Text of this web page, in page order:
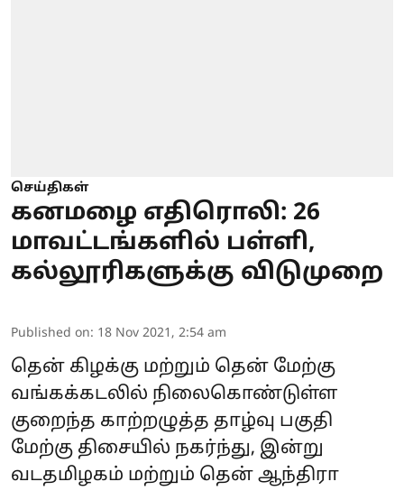
செய்திகள்
கனமழை எதிரொலி: 26
மாவட்டங்களில் பள்ளி,
கல்லூரிகளுக்கு விடுமுறை
Published on: 18 Nov 2021, 2:54 am
தென் கிழக்கு மற்றும் தென் மேற்கு
வங்கக்கடலில் நிலைகொண்டுள்ள
குறைந்த காற்றழுத்த தாழ்வு பகுதி
மேற்கு திசையில் நகர்ந்து, இன்று
வடதமிழகம் மற்றும் தென் ஆந்திரா